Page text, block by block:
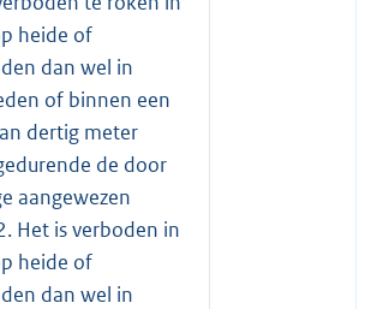
heide of
dan wel in
of binnen een
dertig meter
de door
aangewezen
Het is verboden in
heide of
dan wel in